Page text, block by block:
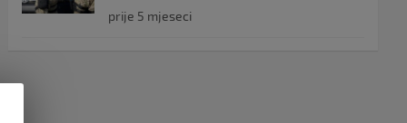
prije 5 mjeseci